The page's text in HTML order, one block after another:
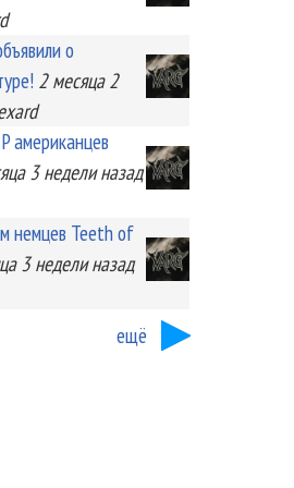
о
2 месяца 2
американцев
3 неделиназад
немцев Teeth of
3 неделиназад
ещё